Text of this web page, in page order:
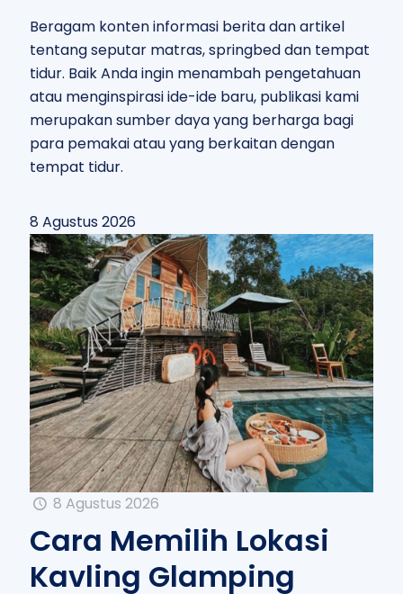
Beragam konten informasi berita dan artikel
tentang seputar matras, springbed dan tempat
tidur. Baik Anda ingin menambah pengetahuan
atau menginspirasi ide-ide baru, publikasi kami
merupakan sumber daya yang berharga bagi
para pemakai atau yang berkaitan dengan
tempat tidur.
8 Agustus 2026
8 Agustus 2026
Cara Memilih Lokasi
Kavling Glamping